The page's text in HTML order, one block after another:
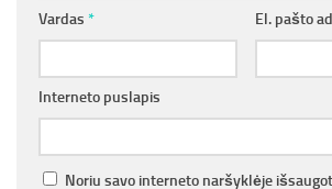
Vardas * El. pašto
Interneto puslapis
Noriu savo interneto naršyklėje